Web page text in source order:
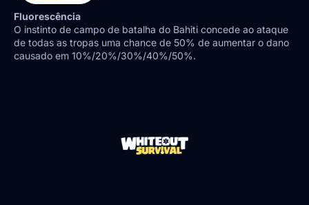
Fluorescência
O instinto de campo de batalha do Bahiti concede ao ataque
de todas as tropas uma chance de 50% de aumentar o dano
causado em 10%/20%/30%/40%/50%.